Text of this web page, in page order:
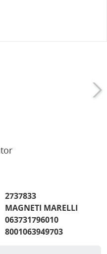
2737833
MAGNETI MARELLI
063731796010
8001063949703